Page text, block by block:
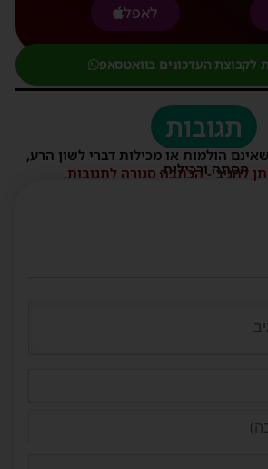
לאפל
לקבוצת העדכונים בוואטסאפ
תגובות
הולמות או מכילות דברי לשון הרע,
הסתה ורכילות.
להגיב - הכתבה סגורה לתגובות.